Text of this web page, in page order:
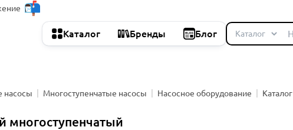
Каталог Бренды Блог
насосы Многоступенчатые насосы Насосное оборудование
Каталог
многоступенчатый